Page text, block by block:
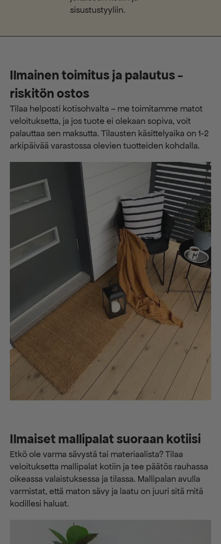
sisustustyyliin.
Ilmainen toimitus ja palautus -
riskitön ostos
Tilaa helposti kotisohvalta – me toimitamme matot
veloituksetta, ja jos tuote ei olekaan sopiva, voit
palauttaa sen maksutta. ​​Tilausten käsittelyaika on 1-2
arkipäivää varastossa olevien tuotteiden kohdalla.
Ilmaiset mallipalat suoraan kotiisi
Etkö ole varma sävystä tai materiaalista? Tilaa
veloituksetta mallipalat kotiin ja tee päätös rauhassa
oikeassa valaistuksessa ja tilassa. Mallipalan avulla
varmistat, että maton sävy ja laatu on juuri sitä mitä
kodillesi haluat.